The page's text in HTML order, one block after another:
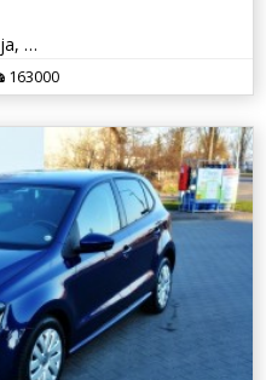
Cross Nowy rozrząd, Klimatyzacja, Nawigacja
163000